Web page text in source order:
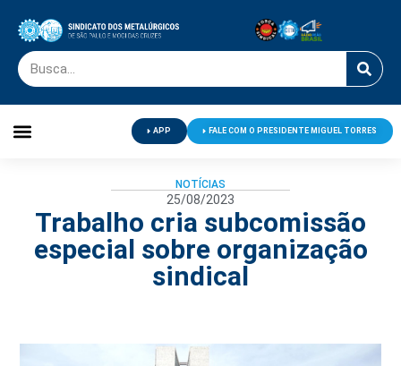
APP FALE COM O PRESIDENTE MIGUEL TORRES
NOTÍCIAS
25/08/2023
Trabalho cria subcomissão
especial sobre organização
sindical